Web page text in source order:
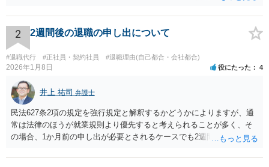
れは 減じて来るでしょう。
2 2週間後の退職の申し出について
#退職代行 #正社員・契約社員 #退職理由(自己都合・会社都合)
2026年1月8日 役にたった 4
井上 祐司 弁護士
民法627条2項の規定を強行規定と解釈するかどうかによりますが、通
常は法律のほうが就業規則より優先すると考えられることが多く、そ
の場合、1か月前の申し出が必要とされるケースでも2週間前の退職予
申し出は世間のあらゆる業種で広く採用されたルールであり、それ自